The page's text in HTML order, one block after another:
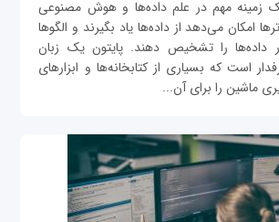
زمینه مهم در علم داده‌ها و هوش مصنوعی
امکان می‌دهد از داده‌ها یاد بگیرند و الگوها
داده‌ها را تشخیص دهند. پایتون یک زبان
است که بسیاری از کتابخانه‌ها و ابزارهای
ماشین را برای آن...